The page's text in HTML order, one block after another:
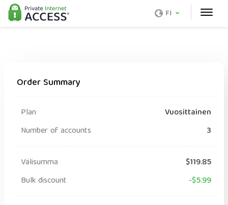
FI
Order Summary
Plan
Vuosittainen
Number of accounts
3
Välisumma
$119.85
Bulk discount
-$5.99